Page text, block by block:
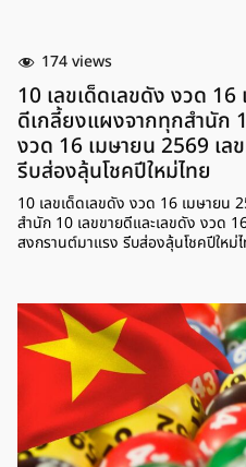
174 views
10 เลขเด็ดเลขดัง งวด
ดีเกลี้ยงแผงจากทุกสำนัก
งวด 16 เมษายน 2569 เ
รีบส่องลุ้นโชคปีใหม่ไทย
10 เลขเด็ดเลขดัง งวด 16 เมษายน
สำนัก 10 เลขขายดีและเลขดัง งวด
สงกรานต์มาแรง รีบส่องลุ้นโชคปีใหม่